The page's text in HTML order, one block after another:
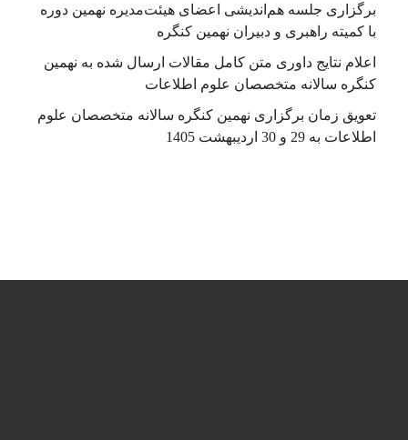
برگزاری جلسه هم‌اندیشی اعضای هیئت‌مدیره نهمین دوره
با کمیته راهبری و دبیران نهمین کنگره
اعلام نتایج داوری متن کامل مقالات ارسال شده به نهمین
کنگره سالانه متخصصان علوم اطلاعات
تعویق زمان برگزاری نهمین کنگره سالانه متخصصان علوم
اطلاعات به 29 و 30 اردیبهشت 1405